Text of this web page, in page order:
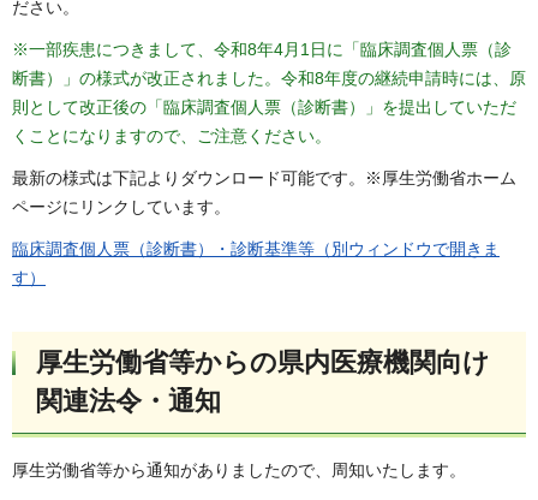
ださい。
※⼀部疾患につきまして、令和8年4⽉1⽇に「臨床調査個⼈票（診
断書）」の様式が改正されました。令和8年度の継続申請時には、原
則として改正後の「臨床調査個⼈票（診断書）」を提出していただ
くことになりますので、ご注意ください。
最新の様式は下記よりダウンロード可能です。※厚⽣労働省ホーム
ページにリンクしています。
臨床調査個⼈票（診断書）・診断基準等（別ウィンドウで開きま
す）
厚生労働省等からの県内医療機関向け
関連法令・通知
厚生労働省等から通知がありましたので、周知いたします。